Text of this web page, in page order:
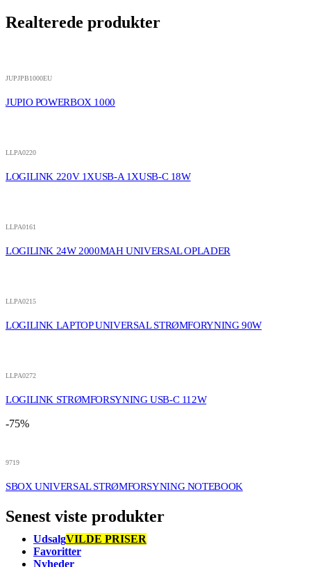
Realterede produkter
JUPJPB1000EU
JUPIO POWERBOX 1000
LLPA0220
LOGILINK 220V 1XUSB-A 1XUSB-C 18W
LLPA0161
LOGILINK 24W 2000MAH UNIVERSAL OPLADER
LLPA0215
LOGILINK LAPTOP UNIVERSAL STRØMFORYNING 90W
LLPA0272
LOGILINK STRØMFORSYNING USB-C 112W
-75%
9719
SBOX UNIVERSAL STRØMFORSYNING NOTEBOOK
Senest viste produkter
UdsalgVILDE PRISER
Favoritter
Nyheder